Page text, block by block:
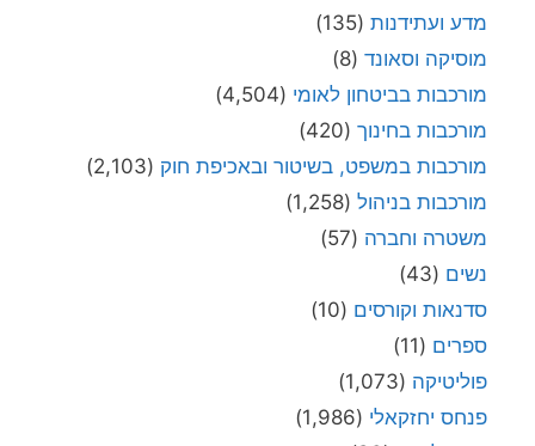
מדע ועתידנות (135)
מוסיקה וסאונד (8)
מורכבות בביטחון לאומי (4,504)
מורכבות בחינוך (420)
מורכבות במשפט, בשיטור ובאכיפת חוק (2,103)
מורכבות בניהול (1,258)
משטרה וחברה (57)
נשים (43)
סדנאות וקורסים (10)
ספרים (11)
פוליטיקה (1,073)
פנחס יחזקאלי (1,986)